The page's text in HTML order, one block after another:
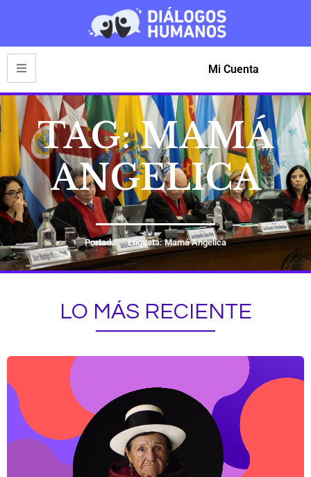
Mi Cuenta
TAG: MAMÁ
ANGELICA
Portada Etiqueta: Mamá Angelica
LO MÁS RECIENTE